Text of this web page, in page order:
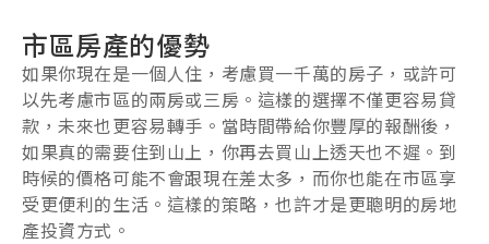
市區房產的優勢
如果你現在是一個人住，考慮買一千萬的房子，或許可
以先考慮市區的兩房或三房。這樣的選擇不僅更容易貸
款，未來也更容易轉手。當時間帶給你豐厚的報酬後，
如果真的需要住到山上，你再去買山上透天也不遲。到
時候的價格可能不會跟現在差太多，而你也能在市區享
受更便利的生活。這樣的策略，也許才是更聰明的房地
產投資方式。